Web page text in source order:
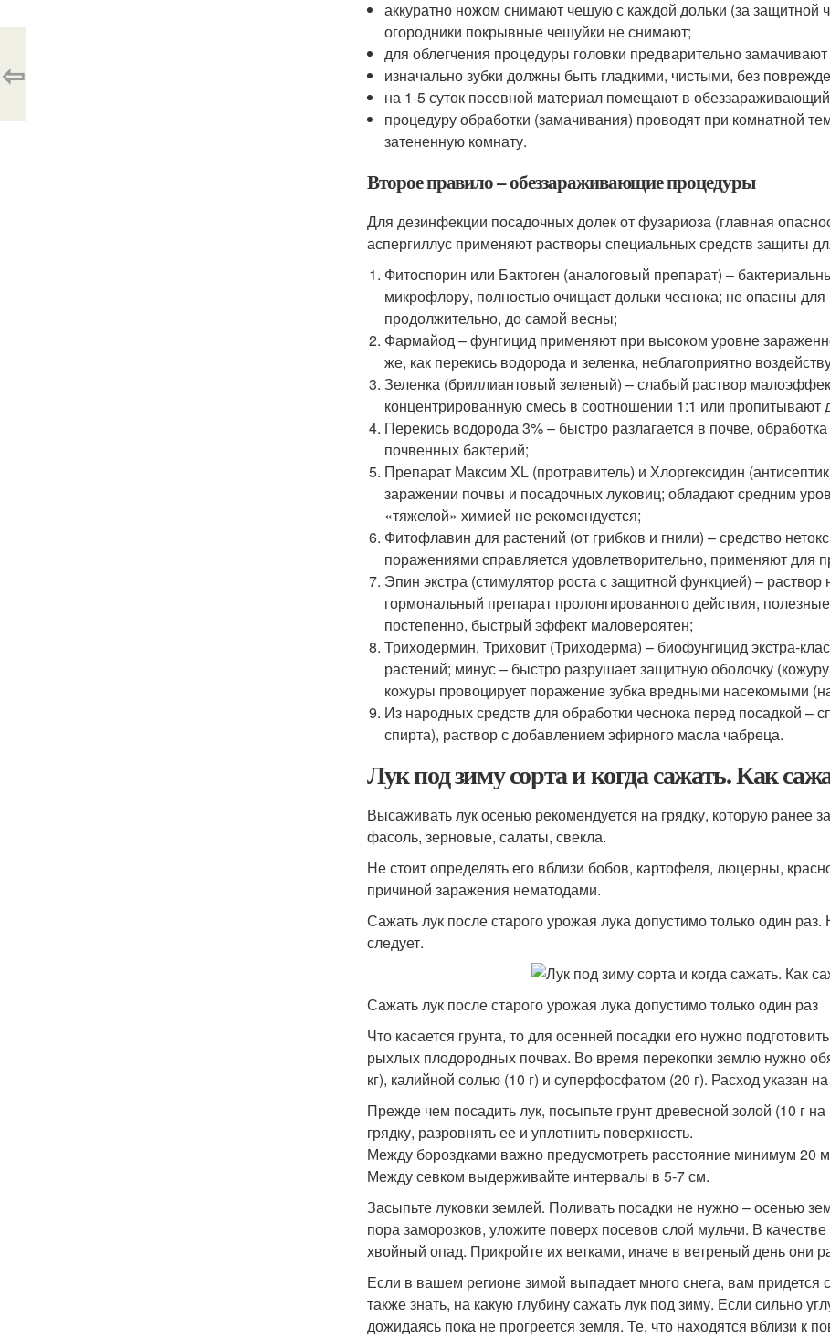
аккуратно ножом снимают чешую с каждой дольки (за защитной
огородники покрывные чешуйки не снимают;
для облегчения процедуры головки предварительно
изначально зубки должны быть гладкими, чистыми, без
на 1-5 суток посевной материал помещают в
процедуру обработки (замачивания) проводят при комнатной
затененную комнату.
Второе правило – обеззараживающие процедуры
Для дезинфекции посадочных долек от фузариоза (главная
аспергиллус применяют растворы специальных средств защиты
Фитоспорин или Бактоген (аналоговый препарат) –
микрофлору, полностью очищает дольки чеснока; не опасны
продолжительно, до самой весны;
Фармайод – фунгицид применяют при высоком уровне
же, как перекись водорода и зеленка, неблагоприятно
Зеленка (бриллиантовый зеленый) – слабый раствор
концентрированную смесь в соотношении 1:1 или пропитывают
Перекись водорода 3% – быстро разлагается в почве,
почвенных бактерий;
Препарат Максим XL (протравитель) и Хлоргексидин
заражении почвы и посадочных луковиц; обладают средним
«тяжелой» химией не рекомендуется;
Фитофлавин для растений (от грибков и гнили) – средство
поражениями справляется удовлетворительно, применяют для
Эпин экстра (стимулятор роста с защитной функцией) –
гормональный препарат пролонгированного действия,
постепенно, быстрый эффект маловероятен;
Триходермин, Триховит (Триходерма) – биофунгицид экстра-
растений; минус – быстро разрушает защитную оболочку
кожуры провоцирует поражение зубка вредными насекомыми
Из народных средств для обработки чеснока перед посадкой –
спирта), раствор с добавлением эфирного масла чабреца.
Лук под зиму сорта и когда сажать. Как
Высаживать лук осенью рекомендуется на грядку, которую ранее
фасоль, зерновые, салаты, свекла.
Не стоит определять его вблизи бобов, картофеля, люцерны,
причиной заражения нематодами.
Сажать лук после старого урожая лука допустимо только один
следует.
Сажать лук после старого урожая лука допустимо только один раз
Что касается грунта, то для осенней посадки его нужно
рыхлых плодородных почвах. Во время перекопки землю нужно
кг), калийной солью (10 г) и суперфосфатом (20 г). Расход указан
Прежде чем посадить лук, посыпьте грунт древесной золой (10 г
грядку, разровнять ее и уплотнить поверхность.
Между бороздками важно предусмотреть расстояние минимум 20
Между севком выдерживайте интервалы в 5-7 см.
Засыпьте луковки землей. Поливать посадки не нужно – осенью
пора заморозков, уложите поверх посевов слой мульчи. В
хвойный опад. Прикройте их ветками, иначе в ветреный день они
Если в вашем регионе зимой выпадает много снега, вам придется
также знать, на какую глубину сажать лук под зиму. Если сильно
дожидаясь пока не прогреется земля. Те, что находятся вблизи к
⇦